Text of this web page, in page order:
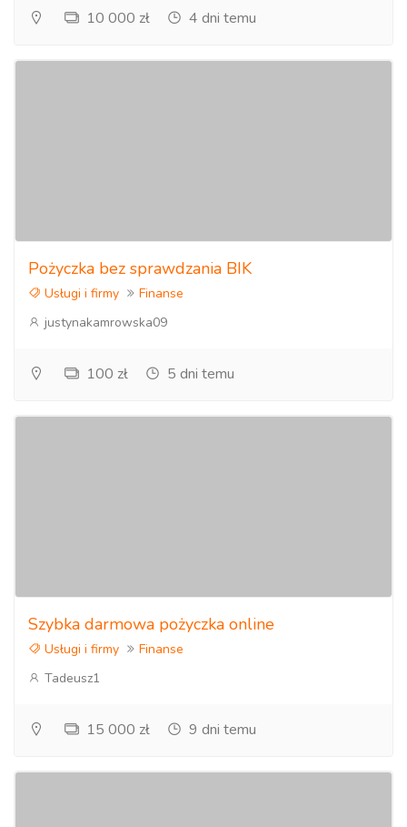
10 000 zł 4 dni temu
Pożyczka bez sprawdzania BIK
Usługi i firmy
Finanse
justynakamrowska09
100 zł 5 dni temu
Szybka darmowa pożyczka online
Usługi i firmy
Finanse
Tadeusz1
15 000 zł 9 dni temu